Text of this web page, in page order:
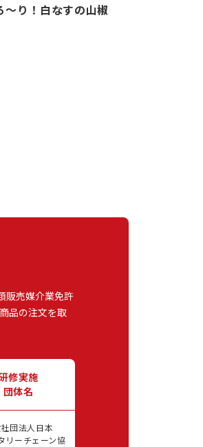
～り！白なすの山椒
販売媒介業免許
品の注文を取
修実施
団体名
団法人日本
リーチェーン協